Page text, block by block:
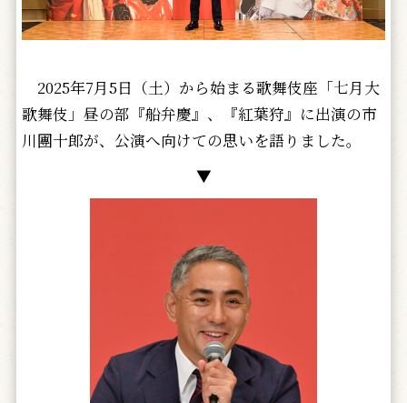
2025年7月5日（土）から始まる歌舞伎座「七月大
歌舞伎」昼の部『船弁慶』、『紅葉狩』に出演の市
川團十郎が、公演へ向けての思いを語りました。
▼